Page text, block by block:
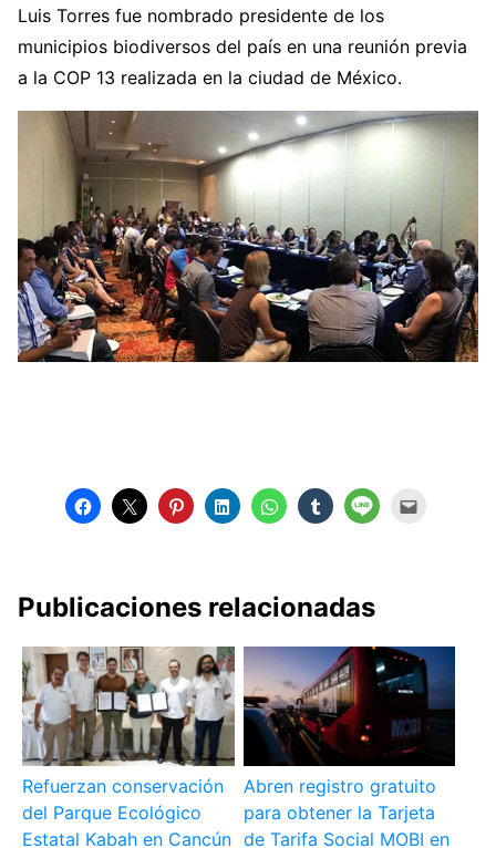
Luis Torres fue nombrado presidente de los
municipios biodiversos del país en una reunión previa
a la COP 13 realizada en la ciudad de México.
Publicaciones relacionadas
Refuerzan conservación
del Parque Ecológico
Estatal Kabah en Cancún
Abren registro gratuito
para obtener la Tarjeta
de Tarifa Social MOBI en